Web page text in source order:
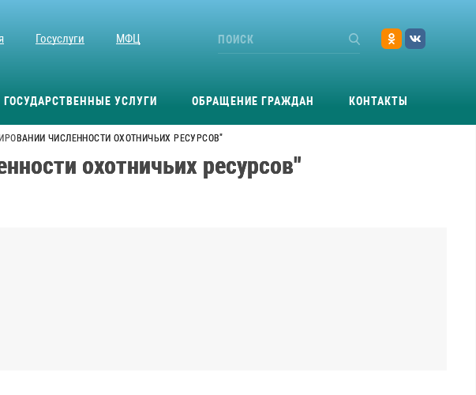
Госуслуги МФЦ
ГОСУДАРСТВЕННЫЕ УСЛУГИ ОБРАЩЕНИЕ ГРАЖДАН КОНТАКТЫ
ЧИСЛЕННОСТИ ОХОТНИЧЬИХ РЕСУРСОВ"
охотничьих ресурсов"